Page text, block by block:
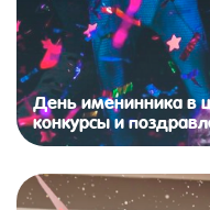
День именинника в
конкурсы и